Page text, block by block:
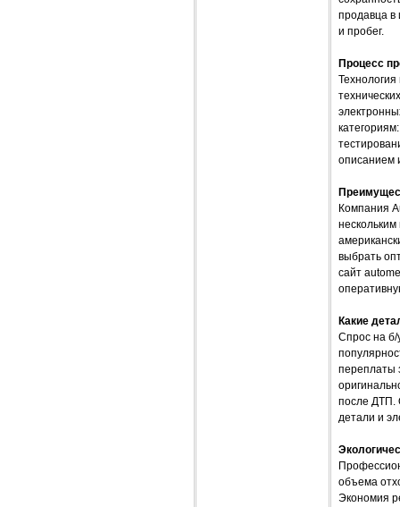
продавца в
и пробег.
Процесс
описанием
Компания
выбрать
сайт
Какие
Спрос на б/
переплаты
после ДТП.
детали и
объема
Экономия